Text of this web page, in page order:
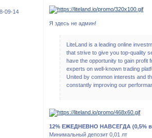
09-14
Я здесь не админ!
LiteLand is a leading online
that strive to give you top-quality
have the opportunity to gain
experts on well-known trading
United by common interests and
constantly improving our
12% ЕЖЕДНЕВНО НАВСЕГДА (0,5% в
Минимальный депозит 0,01 лт